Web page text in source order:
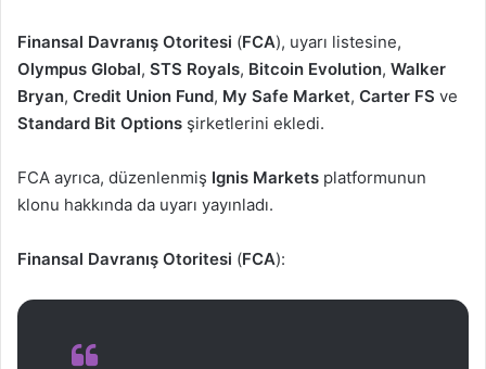
Finansal Davranış Otoritesi (FCA), uyarı listesine,
Olympus Global, STS Royals, Bitcoin Evolution, Walker
Bryan, Credit Union Fund, My Safe Market, Carter FS ve
Standard Bit Options şirketlerini ekledi.
FCA ayrıca, düzenlenmiş Ignis Markets platformunun
klonu hakkında da uyarı yayınladı.
Finansal Davranış Otoritesi (FCA):